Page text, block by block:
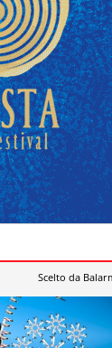
Scelto da